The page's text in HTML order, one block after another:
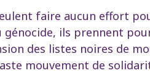
faire aucun effort
ils prennent
des listes noires de
mouvement de